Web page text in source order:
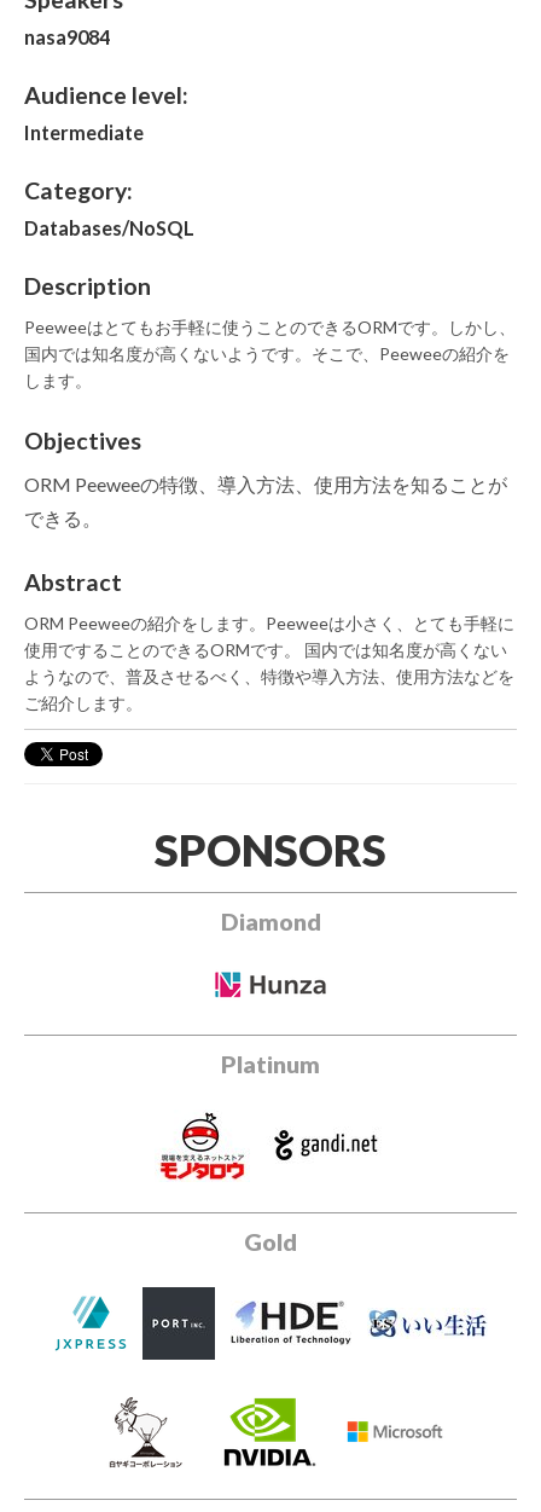
nasa9084
Audience level:
Intermediate
Category:
Databases/NoSQL
Description
Peeweeはとてもお手軽に使うことのできるORMです。しかし、
国内では知名度が高くないようです。そこで、Peeweeの紹介を
します。
Objectives
ORM Peeweeの特徴、導入方法、使用方法を知ることが
できる。
Abstract
ORM Peeweeの紹介をします。Peeweeは小さく、とても手軽に
使用ですることのできるORMです。 国内では知名度が高くない
ようなので、普及させるべく、特徴や導入方法、使用方法などを
ご紹介します。
SPONSORS
Diamond
Platinum
Gold